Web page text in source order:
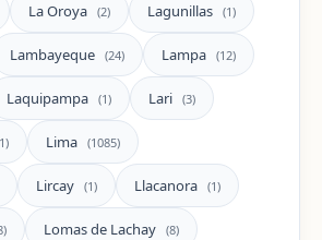
La Oroya (2) Lagunillas (1)
Lambayeque (24) Lampa (12)
Laquipampa (1) Lari (3)
Lima (1085)
Lircay (1) Llacanora (1)
Lomas de Lachay (8)